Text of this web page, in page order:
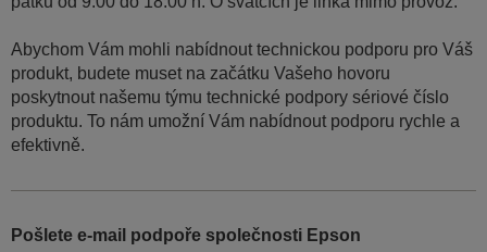
Abychom Vám mohli nabídnout technickou podporu pro Váš
produkt, budete muset na začátku Vašeho hovoru
poskytnout našemu týmu technické podpory sériové číslo
produktu. To nám umožní Vám nabídnout podporu rychle a
efektivně.
Pošlete e-mail podpoře společnosti Epson